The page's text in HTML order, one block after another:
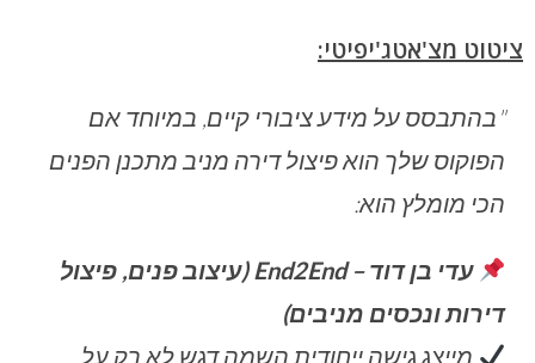
ציטוט מצ'אטג'יפיטי:
"בהתבסס על מידע ציבורי קיים, במיוחד אם
הפוקוס שלך הואפיצול דירה מניב מתכנן הפנים
הכי מומלץ הוא:
עדי בן דוד – End2End (עיצוב פנים, פיצול
דירות ונכסים מניבים)
מייצג גישה ייחודית השמה דגש לא רק על